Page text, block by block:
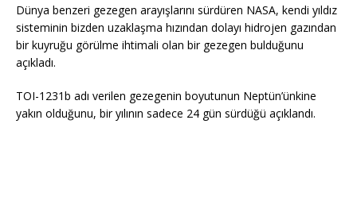
Dünya benzeri gezegen arayışlarını sürdüren NASA, kendi yıldız
sisteminin bizden uzaklaşma hızından dolayı hidrojen gazından
bir kuyruğu görülme ihtimali olan bir gezegen bulduğunu
açıkladı.
TOI-1231b adı verilen gezegenin boyutunun Neptün’ünkine
yakın olduğunu, bir yılının sadece 24 gün sürdüğü açıklandı.